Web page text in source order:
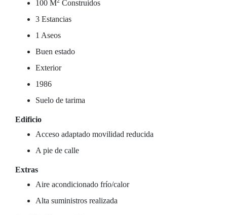
100 M Construidos
3 Estancias
1 Aseos
Buen estado
Exterior
1986
Suelo de tarima
Edificio
Acceso adaptado movilidad reducida
A pie de calle
Extras
Aire acondicionado frío/calor
Alta suministros realizada